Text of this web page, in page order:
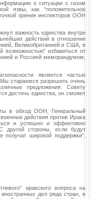
о ситуации с газом
язвы, как “положительное
зрения инспекторов ООН
важность единства внутри
действий в отношении
Великобританией и США, в
возможностью” избавиться от
и Россией меморандумом,
является частью
стараемся разрешить очень
предложения. Совету
достичь единства, он сможет
в обход ООН, Генеральный
действия против Ирака
и успешно и эффективно
другой стороны, если будут
получат широкой поддержки”,
иракского вопроса на
дел ряда стран, в